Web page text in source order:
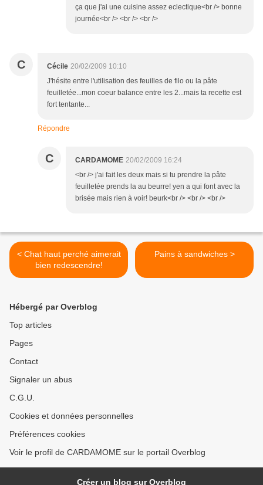
ça que j'ai une cuisine assez eclectique<br /> bonne
journée<br /> <br /> <br />
C Cécile 20/02/2009 10:10
J'hésite entre l'utilisation des feuilles de filo ou la pâte
feuilletée...mon coeur balance entre les 2...mais ta recette est
fort tentante...
Répondre
C CARDAMOME 20/02/2009 16:24
<br /> j'ai fait les deux mais si tu prendre la pâte
feuilletée prends la au beurre! yen a qui font avec la
brisée mais rien à voir! beurk<br /> <br /> <br />
< Chat haut perché aimerait
bien redescendre!
Pains à sandwiches >
Hébergé par Overblog
Top articles
Pages
Contact
Signaler un abus
C.G.U.
Cookies et données personnelles
Préférences cookies
Voir le profil de CARDAMOME sur le portail Overblog
Créer un blog sur Overblog